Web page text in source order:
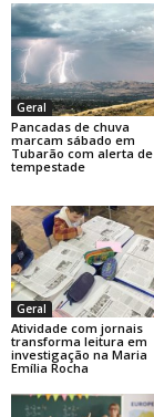
Geral
Pancadas de chuva
marcam sábado em
Tubarão com alerta de
tempestade
Geral
Atividade com jornais
transforma leitura em
investigação na Maria
Emília Rocha